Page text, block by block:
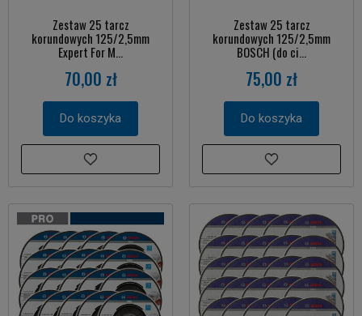
Zestaw 25 tarcz
korundowych 125/2,5mm
Expert For M...
70,00 zł
Do koszyka
Zestaw 25 tarcz
korundowych 125/2,5mm
BOSCH (do ci...
75,00 zł
Do koszyka